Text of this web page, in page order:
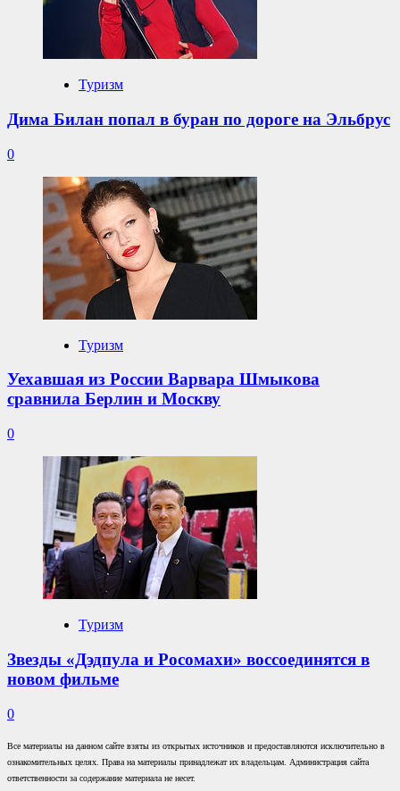
Туризм
Дима Билан попал в буран по дороге на Эльбрус
0
Туризм
Уехавшая из России Варвара Шмыкова
сравнила Берлин и Москву
0
Туризм
Звезды «Дэдпула и Росомахи» воссоединятся в
новом фильме
0
Все материалы на данном сайте взяты из открытых источников и предоставляются исключительно в
ознакомительных целях. Права на материалы принадлежат их владельцам. Администрация сайта
ответственности за содержание материала не несет.